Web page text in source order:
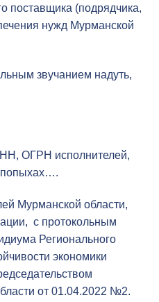
поставщика (подрядчика,
нужд Мурманской
звучанием надуть,
ОГРН исполнителей,
Мурманской области,
с протокольным
Регионального
экономики
от 01.04.2022 №2.